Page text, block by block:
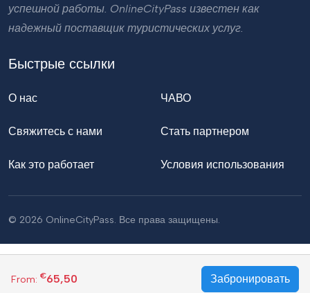
From: €65,50 Забронировать
успешной работы. OnlineCityPass известен как
надежный поставщик туристических услуг.
Быстрые ссылки
О нас
Свяжитесь с нами
Как это работает
ЧАВО
Стать партнером
Условия использования
© 2026 OnlineCityPass. Все права защищены.